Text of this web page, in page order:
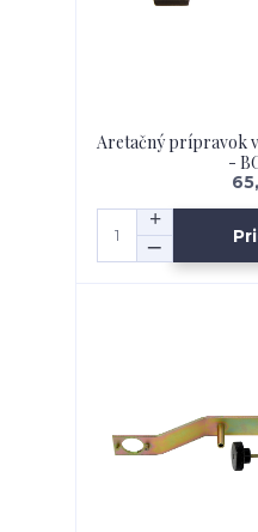
Aretačný prípravok
-